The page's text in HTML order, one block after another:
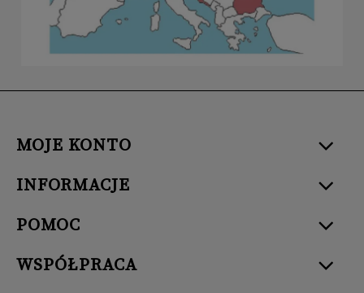
MOJE KONTO
INFORMACJE
POMOC
WSPÓŁPRACA